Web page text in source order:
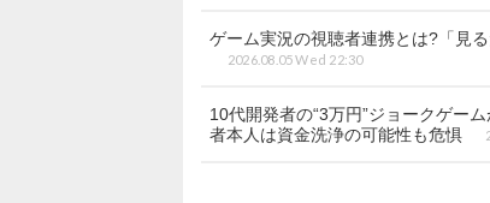
ゲーム実況の視聴者連携とは?「見
2026.08.05 Wed 22:30
10代開発者の“3万円”ジョークゲー
者本人は資金洗浄の可能性も危惧